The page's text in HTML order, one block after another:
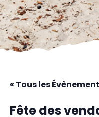
« Tous les
Fête des